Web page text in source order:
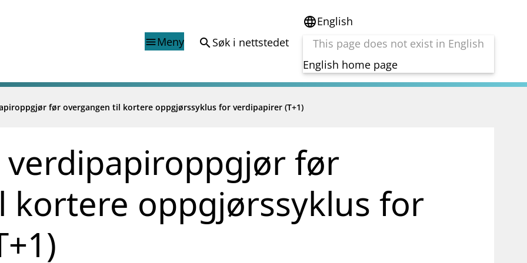
menuMeny search Søk i nettstedet
languageEnglish
This page does not exist in English
English home page
og vedtak
og analysar
Finanstilsynets registre
Shortsalgregisteret (SSR)
Tredjelandsrevisorregister
Folkefinansiering
Kryptoeiendelsloven (MiCA)
Alle tema
før overgangen til kortere oppgjørssyklus for verdipapirer (T+1)
før
kortere oppgjørssyklus for